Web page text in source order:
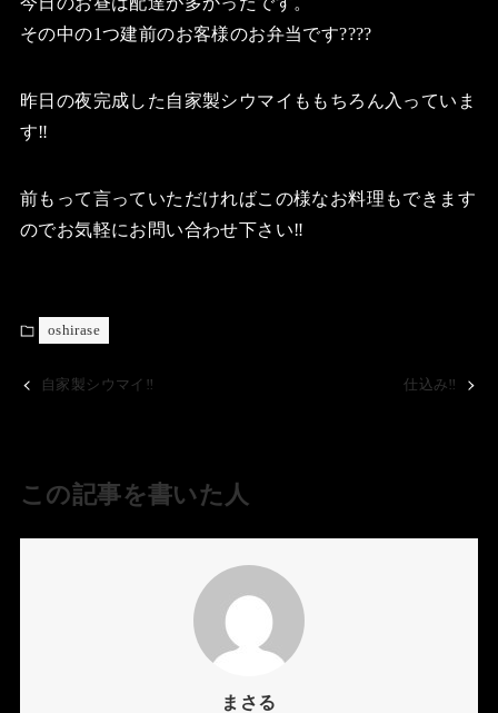
その中の1つ建前のお客様のお弁当です????
昨日の夜完成した自家製シウマイももちろん入っていま
す‼️
前もって言っていただければこの様なお料理もできます
のでお気軽にお問い合わせ下さい‼️
oshirase
自家製シウマイ‼️ 仕込み‼️
この記事を書いた人
まさる